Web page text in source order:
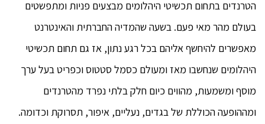
הטרנדים בתחום תכשיטי היהלומים מבצעים פניות ומתפשטים
בעולם מהר מאי פעם. בשעה שהמדיה החברתית והאינטרנט
מאפשרים להיחשף אליהם בכל רגע נתון, אז גם תחום תכשיטי
היהלומים שנחשבו מאז ומעולם כסמל סטטוס וכפריט בעל ערך
מוסף ומשמעות, מהווים כיום חלק בלתי נפרד מהטרנדים
ומההופעה הכוללת של בגדים, נעליים, איפור, תסרוקת וכדומה.